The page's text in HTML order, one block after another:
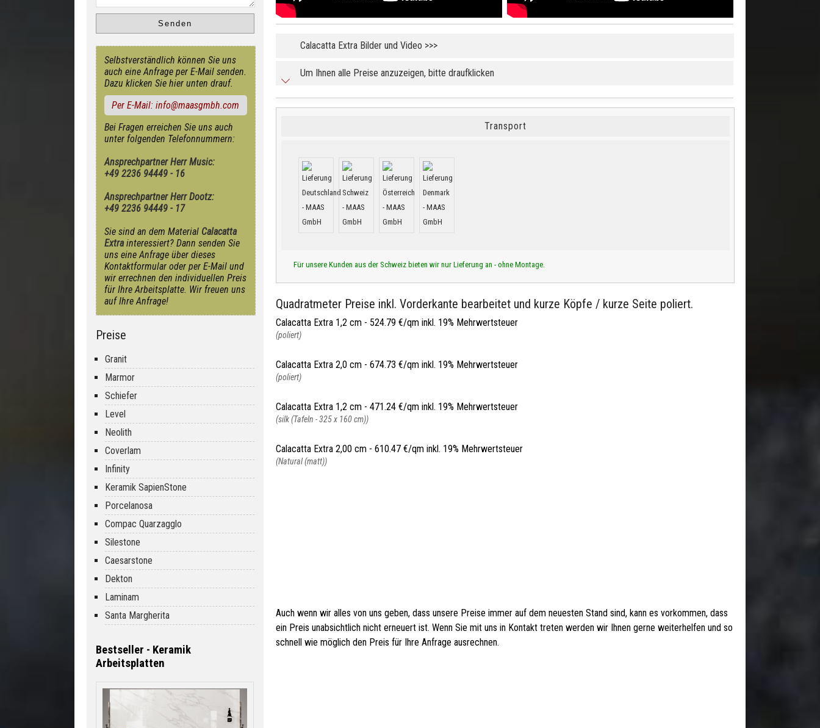
Calacatta Extra Bilder und Video >>>
Um Ihnen alle Preise anzuzeigen, bitte draufklicken
Transport
Für unsere Kunden aus der Schweiz bieten wir nur Lieferung an - ohne Montage.
Quadratmeter Preise inkl. Vorderkante bearbeitet und kurze Köpfe / kurze Seite poliert.
Calacatta Extra 1,2 cm - 524.79 €/qm inkl. 19% Mehrwertsteuer
(poliert)
Calacatta Extra 2,0 cm - 674.73 €/qm inkl. 19% Mehrwertsteuer
(poliert)
Calacatta Extra 1,2 cm - 471.24 €/qm inkl. 19% Mehrwertsteuer
(silk (Tafeln - 325 x 160 cm))
Calacatta Extra 2,00 cm - 610.47 €/qm inkl. 19% Mehrwertsteuer
(Natural (matt))
Auch wenn wir alles von uns geben, dass unsere Preise immer auf dem neuesten Stand sind, kann es vorkommen, dass
ein Preis unabsichtlich nicht erneuert ist. Wenn Sie mit uns in Kontakt treten werden wir Ihnen gerne weiterhelfen und so
schnell wie möglich den Preis für Ihre Anfrage ausrechnen.
Selbstverständlich können Sie uns
auch eine Anfrage per E-Mail senden.
Dazu klicken Sie hier unten drauf.
Per E-Mail: info@maasgmbh.com
Bei Fragen erreichen Sie uns auch
unter folgenden Telefonnummern:
Ansprechpartner Herr Music:
+49 2236 94449 - 16
Ansprechpartner Herr Dootz:
+49 2236 94449 - 17
Sie sind an dem Material Calacatta
Extrainteressiert? Dann senden Sie
uns eine Anfrage über dieses
Kontaktformular oder per E-Mail und
wir errechnen den individuellen Preis
für Ihre Arbeitsplatte. Wir freuen uns
auf Ihre Anfrage!
Preise
Granit
Marmor
Schiefer
Level
Neolith
Coverlam
Infinity
Keramik SapienStone
Porcelanosa
Compac Quarzagglo
Silestone
Caesarstone
Dekton
Laminam
Santa Margherita
Bestseller - Keramik
Arbeitsplatten